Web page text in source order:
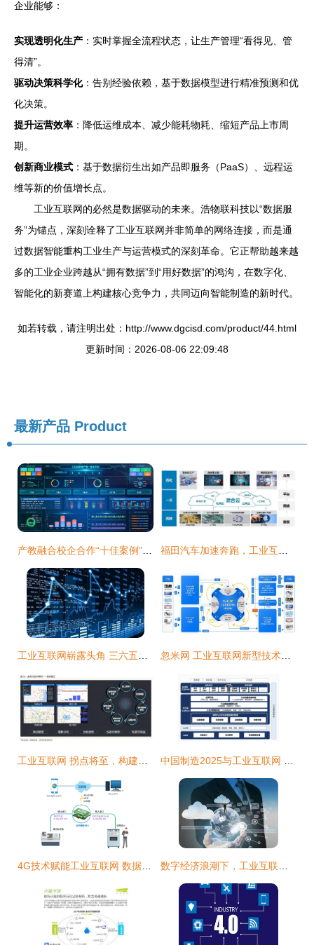
企业能够：
实现透明化生产 ：实时掌握全流程状态，让生产管理“看得见、管
得清”。
驱动决策科学化：告别经验依赖，基于数据模型进行精准预测和优
化决策。
提升运营效率 ：降低运维成本、减少能耗物耗、缩短产品上市周
期。
创新商业模式 ：基于数据衍生出如产品即服务（PaaS）、远程运
维等新的价值增长点。
工业互联网的必然是数据驱动的未来。浩物联科技以“数据服
务”为锚点，深刻诠释了工业互联网并非简单的网络连接，而是通
过数据智能重构工业生产与运营模式的深刻革命。它正帮助越来越
多的工业企业跨越从“拥有数据”到“用好数据”的鸿沟，在数字化、
智能化的新赛道上构建核心竞争力，共同迈向智能制造的新时代。
如若转载，请注明出处：http://www.dgcisd.com/product/44.html
更新时间：2026-08-06 22:09:48
最新产品 Product